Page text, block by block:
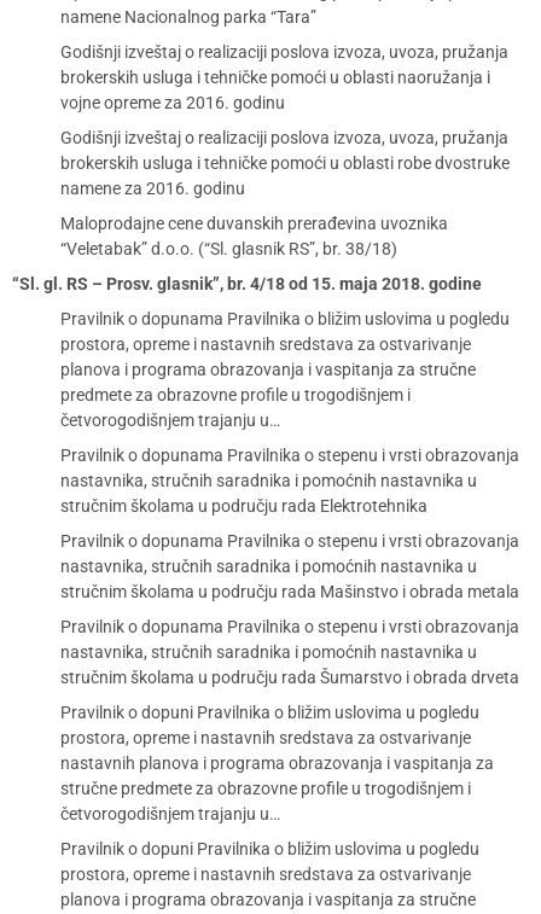
namene Nacionalnog parka “Tara”
Godišnji izveštaj o realizaciji poslova izvoza, uvoza, pružanja
brokerskih usluga i tehničke pomoći u oblasti naoružanja i
vojne opreme za 2016. godinu
Godišnji izveštaj o realizaciji poslova izvoza, uvoza, pružanja
brokerskih usluga i tehničke pomoći u oblasti robe dvostruke
namene za 2016. godinu
Maloprodajne cene duvanskih prerađevina uvoznika
“Veletabak” d.o.o. (“Sl. glasnik RS”, br. 38/18)
“Sl. gl. RS – Prosv. glasnik”, br. 4/18 od 15. maja 2018. godine
Pravilnik o dopunama Pravilnika o bližim uslovima u pogledu
prostora, opreme i nastavnih sredstava za ostvarivanje
planova i programa obrazovanja i vaspitanja za stručne
predmete za obrazovne profile u trogodišnjem i
četvorogodišnjem trajanju u…
Pravilnik o dopunama Pravilnika o stepenu i vrsti obrazovanja
nastavnika, stručnih saradnika i pomoćnih nastavnika u
stručnim školama u području rada Elektrotehnika
Pravilnik o dopunama Pravilnika o stepenu i vrsti obrazovanja
nastavnika, stručnih saradnika i pomoćnih nastavnika u
stručnim školama u području rada Mašinstvo i obrada metala
Pravilnik o dopunama Pravilnika o stepenu i vrsti obrazovanja
nastavnika, stručnih saradnika i pomoćnih nastavnika u
stručnim školama u području rada Šumarstvo i obrada drveta
Pravilnik o dopuni Pravilnika o bližim uslovima u pogledu
prostora, opreme i nastavnih sredstava za ostvarivanje
nastavnih planova i programa obrazovanja i vaspitanja za
stručne predmete za obrazovne profile u trogodišnjem i
četvorogodišnjem trajanju u…
Pravilnik o dopuni Pravilnika o bližim uslovima u pogledu
prostora, opreme i nastavnih sredstava za ostvarivanje
planova i programa obrazovanja i vaspitanja za stručne